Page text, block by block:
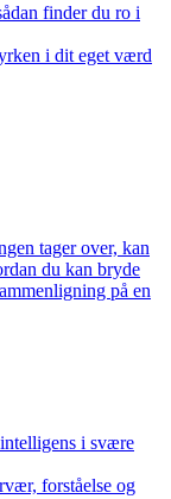
finder du ro i
i dit eget værd
tager over, kan
du kan bryde
på en
i svære
forståelse og